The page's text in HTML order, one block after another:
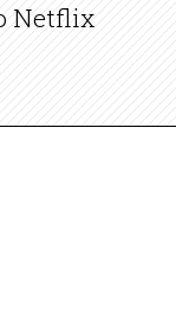
Netflix